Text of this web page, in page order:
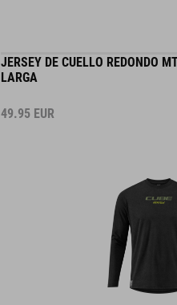
JERSEY DE CUELLO REDONDO
LARGA
49.95 EUR